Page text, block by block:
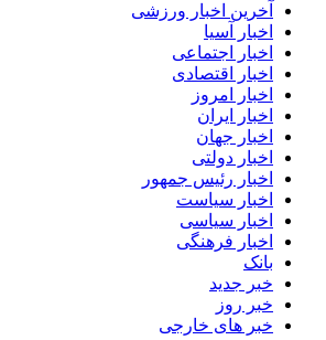
آخرین اخبار ورزشی
اخبار آسیا
اخبار اجتماعی
اخبار اقتصادی
اخبار امروز
اخبار ایران
اخبار جهان
اخبار دولتی
اخبار رئیس جمهور
اخبار سیاست
اخبار سیاسی
اخبار فرهنگی
بانک
خبر جدید
خبر روز
خبر های خارجی